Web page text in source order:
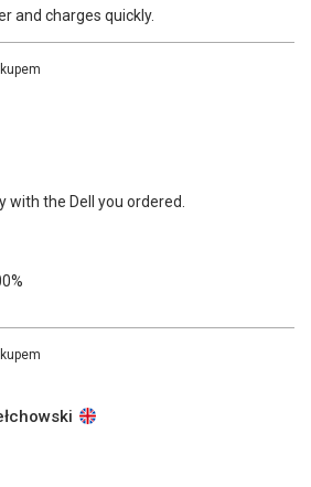
and charges quickly.
the Dell you ordered.